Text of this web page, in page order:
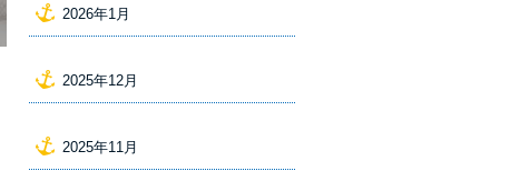
2026年1月
2025年12月
2025年11月